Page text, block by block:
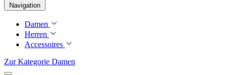
Navigation
Damen
Herren
Accessoires
Zur Kategorie Damen